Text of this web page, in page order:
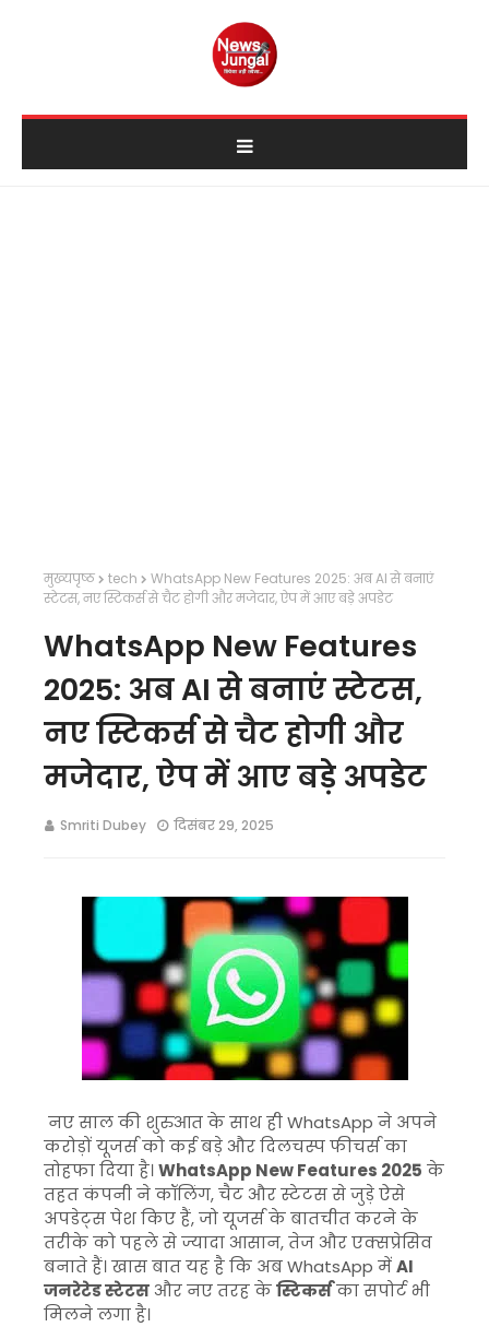
मुख्यपृष्ठ tech
WhatsApp New Features 2025: अब AI से बनाएं
स्टेटस, नए स्टिकर्स से चैट होगी और मजेदार, ऐप में आए बड़े अपडेट
WhatsApp New Features
2025: अब AI से बनाएं स्टेटस,
नए स्टिकर्स से चैट होगी और
मजेदार, ऐप में आए बड़े अपडेट
Smriti Dubey दिसंबर 29, 2025
नए साल की शुरुआत के साथ ही WhatsApp ने अपने
करोड़ों यूजर्स को कई बड़े और दिलचस्प फीचर्स का
तोहफा दिया है।WhatsApp New Features 2025 के
तहत कंपनी ने कॉलिंग, चैट और स्टेटस से जुड़े ऐसे
अपडेट्स पेश किए हैं, जो यूजर्स के बातचीत करने के
तरीके को पहले से ज्यादा आसान, तेज और एक्सप्रेसिव
बनाते हैं। खास बात यह है कि अब WhatsApp मेंAI
जनरेटेड स्टेटस और नए तरह केस्टिकर्सका सपोर्ट भी
मिलने लगा है।